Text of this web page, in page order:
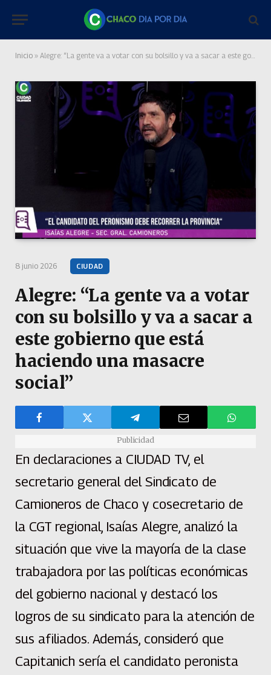
Inicio » Alegre: “La gente va a votar con su bolsillo y va a sacar a este gobierno que está haciendo una masacre social”
8 junio 2026 CIUDAD
Alegre: “La gente va a votar
con su bolsillo y va a sacar a
este gobierno que está
haciendo una masacre
social”
Publicidad
En declaraciones a CIUDAD TV, el
secretario general del Sindicato de
Camioneros de Chaco y cosecretario de
la CGT regional, Isaías Alegre, analizó la
situación que vive la mayoría de la clase
trabajadora por las políticas económicas
del gobierno nacional y destacó los
logros de su sindicato para la atención de
sus afiliados. Además, consideró que
Capitanich sería el candidato peronista